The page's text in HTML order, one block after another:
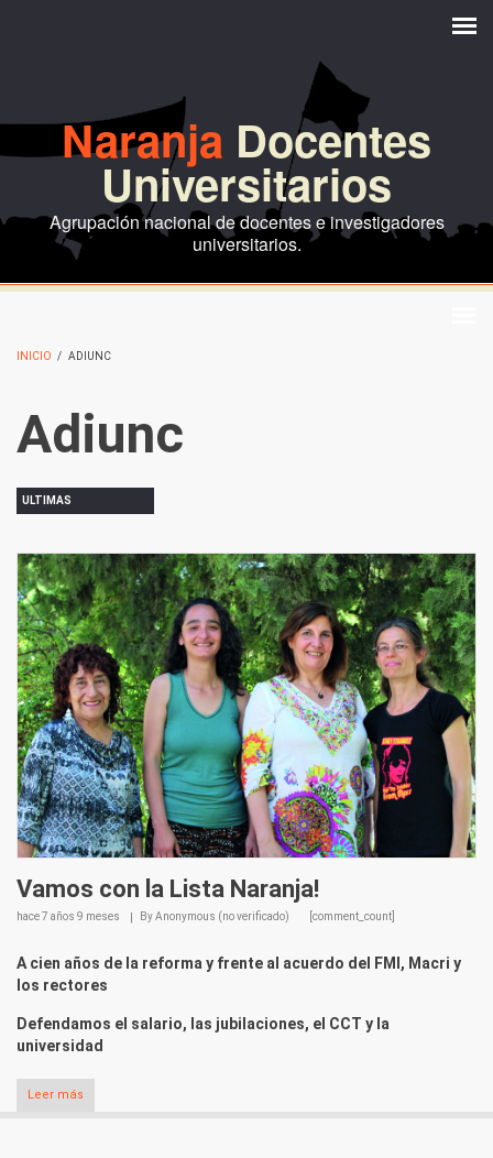
Naranja Docentes
Universitarios
Agrupación nacional de docentes e investigadores
universitarios.
INICIO / ADIUNC
Adiunc
ULTIMAS
Vamos con la Lista Naranja!
hace 7 años 9 meses ByAnonymous (no verificado) [comment_count]
A cien años de la reforma y frente al acuerdo del FMI, Macri y
los rectores
Defendamos el salario, las jubilaciones, el CCT y la
universidad
Leer más